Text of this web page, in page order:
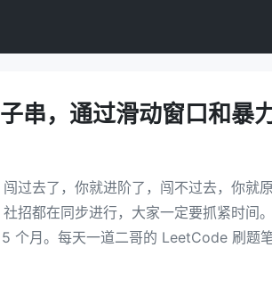
串，通过滑动窗口和暴
过去了，你就进阶了，闯不过去，你就
招都在同步进行，大家一定要抓紧时间。
个月。每天一道二哥的 LeetCode 刷题笔